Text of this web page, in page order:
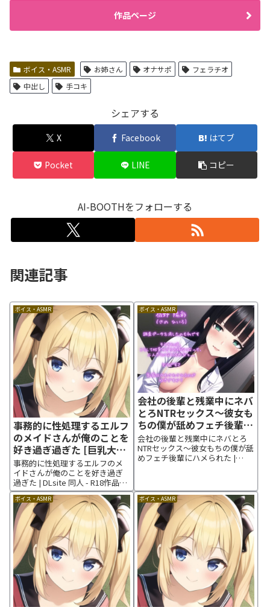
作品ページ
ボイス・ASMR お姉さん オナサポ
フェラチオ
中出し
手コキ
シェアする
X Facebook はてブ
Pocket LINE コピー
AI-BOOTHをフォローする
関連記事
ボイス・ASMR
事務的に性処理するエルフ
のメイドさんが俺のことを
好き過ぎ過ぎた [巨乳大好
き屋] | DLsite 同人 – R18
事務的に性処理するエルフのメ
イドさんが俺のことを好き過ぎ
過ぎた | DLsite 同人 - R18作品ペ
ージ ストーリー紹介 迷いの森か
ら連れ出したエルフメイドのリ
ンドルちゃん、 「お礼に私の全
てを捧げます」 その言葉に甘え
た俺は溜まりまく...
ボイス・ASMR
会社の後輩と残業中にネバ
とろNTRセックス～彼女も
ちの僕が舐めフェチ後輩に
ハメられた [ごくあま寝取
りんがる] | DLsite 同人 –
R18
会社の後輩と残業中にネバとろ
NTRセックス～彼女もちの僕が舐
めフェチ後輩にハメられた |
ちょいだけどなぜか憎めない先
輩がいて目が離せれ...
ボイス・ASMR ボイス・ASMR